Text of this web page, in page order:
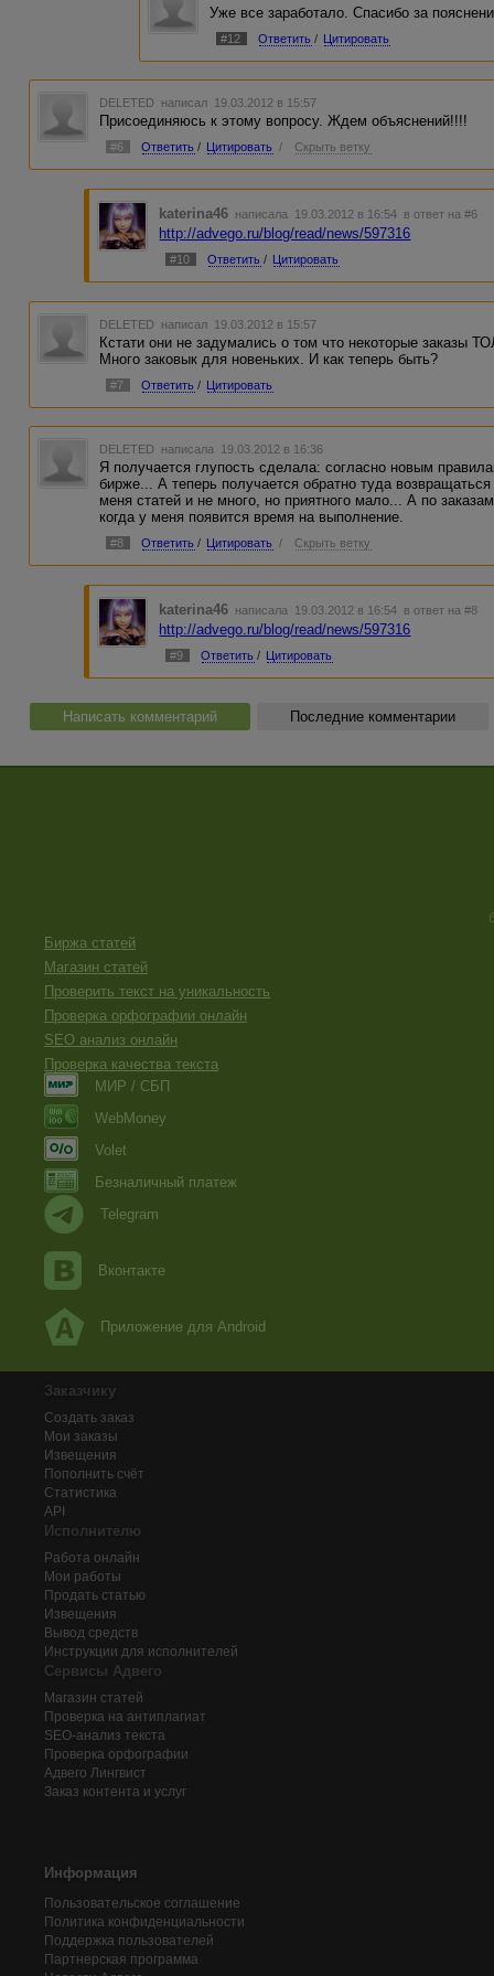
Уже все заработало. Спасибо за
#12 Ответить / Цитировать
DELETED написал 19.03.2012 в 15:57
Присоединяюсь к этому вопросу. Ждем объяснений!!!!
#6 Ответить / Цитировать / Скрыть ветку
katerina46 написала 19.03.2012 в 16:54 в ответ на #6
http://advego.ru/blog/read/news/597316
#10 Ответить / Цитировать
DELETED написал 19.03.2012 в 15:57
Кстати они не задумались о том что некоторые заказы
Много заковык для новеньких. И как теперь быть?
#7 Ответить / Цитировать
DELETED написала 19.03.2012 в 16:36
Я получается глупость сделала: согласно новым
бирже... А теперь получается обратно туда
меня статей и не много, но приятного мало... А по
когда у меня появится время на выполнение.
#8 Ответить / Цитировать / Скрыть ветку
katerina46 написала 19.03.2012 в 16:54 в ответ на #8
http://advego.ru/blog/read/news/597316
#9 Ответить / Цитировать
Написать комментарий Последние комментарии
Биржа статей
Магазин статей
Проверить текст на уникальность
Проверка орфографии онлайн
SEO анализ онлайн
Проверка качества текста
МИР / СБП
WebMoney
Volet
Безналичный платеж
Telegram
Вконтакте
Приложение для Android
Заказчику
Создать заказ
Мои заказы
Извещения
Пополнить счёт
Статистика
API
Исполнителю
Работа онлайн
Мои работы
Продать статью
Извещения
Вывод средств
Инструкции для исполнителей
Сервисы Адвего
Магазин статей
Проверка на антиплагиат
SEO-анализ текста
Проверка орфографии
Адвего Лингвист
Заказ контента и услуг
Информация
Пользовательское соглашение
Политика конфиденциальности
Поддержка пользователей
Партнерская программа